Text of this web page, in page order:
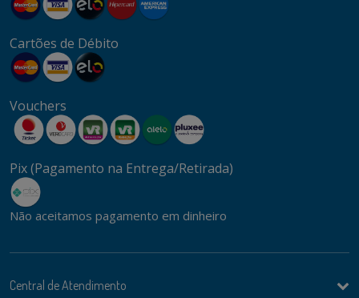
Cartões de Débito
Vouchers
Pix (Pagamento na Entrega/Retirada)
Não aceitamos pagamento em dinheiro
Central de Atendimento